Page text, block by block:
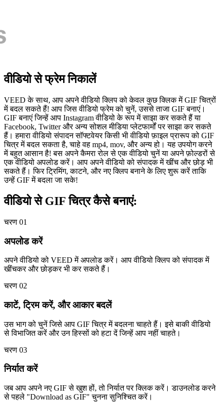
वीडियो से फ्रेम निकालें
VEED के साथ, आप अपने वीडियो क्लिप को केवल कुछ क्लिक में GIF चित्रों
में बदल सकते हैं! आप जिस वीडियो फ्रेम को चुनें, उससे ताजा GIF बनाएं।
GIF बनाएं जिन्हें आप Instagram वीडियो के रूप में साझा कर सकते हैं या
Facebook, Twitter और अन्य सोशल मीडिया प्लेटफार्मों पर साझा कर सकते
हैं। हमारा वीडियो संपादन सॉफ्टवेयर किसी भी वीडियो फ़ाइल प्रारूप को GIF
चित्र में बदल सकता है, चाहे वह mp4, mov, और अन्य हो। यह उपयोग करने
में बहुत आसान है! बस अपने कैमरा रोल से एक वीडियो चुनें या अपने फ़ोल्डरों से
एक वीडियो अपलोड करें। आप अपने वीडियो को संपादक में खींच और छोड़ भी
सकते हैं। फिर ट्रिमिंग, काटने, और नए क्लिप बनाने के लिए शुरू करें ताकि
उन्हें GIF में बदला जा सके!
वीडियो से GIF चित्र कैसे बनाएं:
चरण 01
अपलोड करें
अपने वीडियो को VEED में अपलोड करें। आप वीडियो क्लिप को संपादक में
खींचकर और छोड़कर भी कर सकते हैं।
चरण 02
काटें, ट्रिम करें, और आकार बदलें
उस भाग को चुनें जिसे आप GIF चित्र में बदलना चाहते हैं। इसे बाकी वीडियो
से विभाजित करें और उन हिस्सों को हटा दें जिन्हें आप नहीं चाहते।
चरण 03
निर्यात करें
जब आप अपने नए GIF से खुश हों, तो निर्यात पर क्लिक करें। डाउनलोड करने
से पहले "Download as GIF" चुनना सुनिश्चित करें।